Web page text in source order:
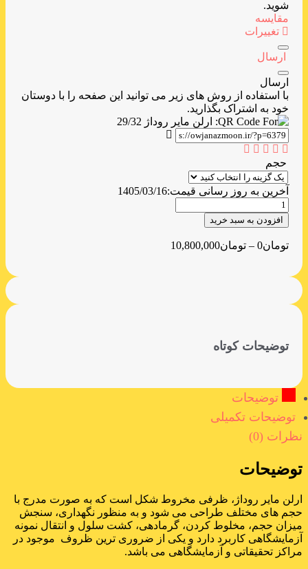
شوید.
مقایسه
تغییرات
ارسال
ارسال
با استفاده از روش های زیر می توانید این صفحه را با دوستان
خود به اشتراک بگذارید.
حجم
آخرین به روز رسانی قیمت:1405/03/16
ارلن
مایر
روداژ
29/32
عدد
افزودن به سبد خرید
تومان0
– تومان10,800,000
توضیحات کوتاه
توضیحات
توضیحات تکمیلی
نظرات (0)
توضیحات
ارلن مایر روداژ، ظرفی مخروط شکل است که به صورت مدرج با
حجم های مختلف طراحی می شود و به منظور نگهداری، سنجش
میزان حجم، مخلوط کردن، گرمادهی، کشت سلول و انتقال نمونه
آزمایشگاهی کاربرد دارد و یکی از ضروری ترین ظروف موجود در
مراکز تحقیقاتی و آزمایشگاهی می باشد.